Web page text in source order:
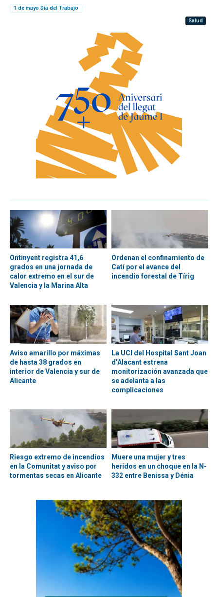
1 de mayo Día del Trabajo
Salud
Ontinyent registra 41,6
grados en una jornada de
calor extremo en el sur de
Valencia y la Marina Alta
Ordenan el confinamiento de
Catí por el avance del
incendio forestal de Tírig
Aviso amarillo por máximas
de hasta 38 grados en
interior de Valencia y sur de
Alicante
La UCI del Hospital Sant Joan
d’Alacant estrena
monitorización avanzada que
se adelanta a las
complicaciones
Riesgo extremo de incendios
en la Comunitat y aviso por
tormentas secas en Alicante
Muere una mujer y tres
heridos en un choque en la N-
332 entre Benissa y Dénia